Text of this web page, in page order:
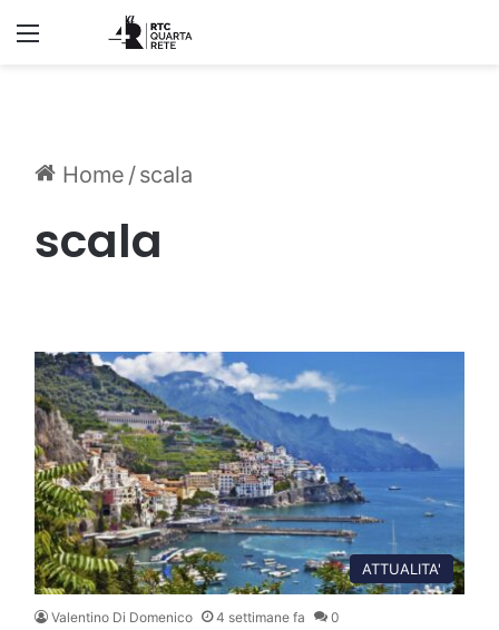
Home /scala
scala
ATTUALITA'
Valentino Di Domenico 4 settimane fa 0